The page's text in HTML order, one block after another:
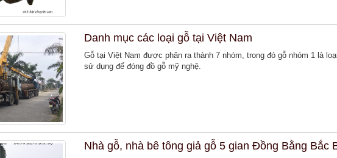
Danh mục các loại gỗ tại Việt Nam
Gỗ tại Việt Nam được phân ra thành 7 nhóm, trong đó gỗ nhóm 1 là
sử dụng để đóng đồ gỗ mỹ nghệ.
Nhà gỗ, nhà bê tông giả gỗ 5 gian Đồng Bằng Bắc